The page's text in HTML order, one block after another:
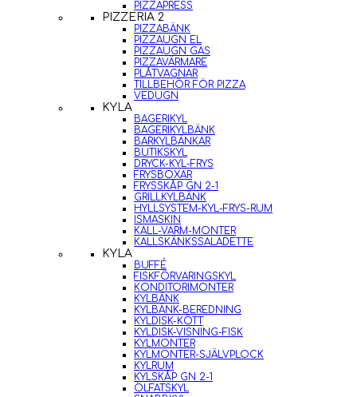
PIZZAPRESS
PIZZERIA 2
PIZZABÄNK
PIZZAUGN EL
PIZZAUGN GAS
PIZZAVÄRMARE
PLÅTVAGNAR
TILLBEHÖR FÖR PIZZA
VEDUGN
KYLA
BAGERIKYL
BAGERIKYLBÄNK
BARKYLBÄNKAR
BUTIKSKYL
DRYCK-KYL-FRYS
FRYSBOXAR
FRYSSKÅP GN 2-1
GRILLKYLBÄNK
HYLLSYSTEM-KYL-FRYS-RUM
ISMASKIN
KALL-VARM-MONTER
KALLSKÄNKSSALADETTE
KYLA
BUFFÉ
FISKFÖRVARINGSKYL
KONDITORIMONTER
KYLBÄNK
KYLBÄNK-BEREDNING
KYLDISK-KÖTT
KYLDISK-VISNING-FISK
KYLMONTER
KYLMONTER-SJÄLVPLOCK
KYLRUM
KYLSKÅP GN 2-1
ÖLFATSKYL